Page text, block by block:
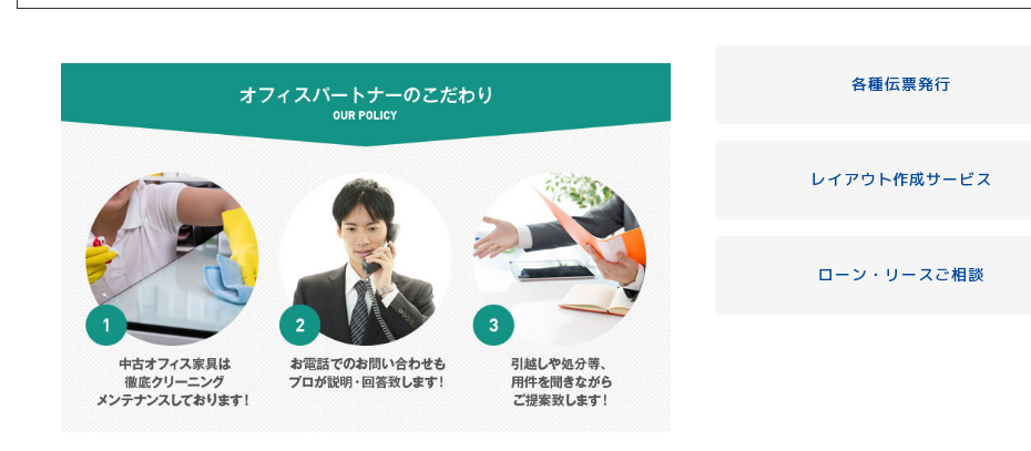
各種伝票発行
レイアウト作成サービス
ローン・リースご相談